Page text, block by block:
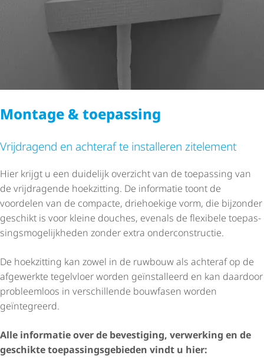
Montage & toepassing
Vrijdragend en achteraf te installeren zitelement
Hier krijgt u een duidelijk overzicht van de toepassing van
de vrijdragende hoekzitting. De informatie toont de
voordelen van de compacte, driehoekige vorm, die bijzonder
geschikt is voor kleine douches, evenals de flexibele toepas­
sings­mo­ge­lijk­heden zonder extra onder­con­structie.
De hoekzitting kan zowel in de ruwbouw als achteraf op de
afgewerkte tegelvloer worden geïnstalleerd en kan daardoor
probleemloos in verschillende bouwfasen worden
geïntegreerd.
Alle informatie over de bevestiging, verwerking en de
geschikte toepas­sings­ge­bieden vindt u hier: